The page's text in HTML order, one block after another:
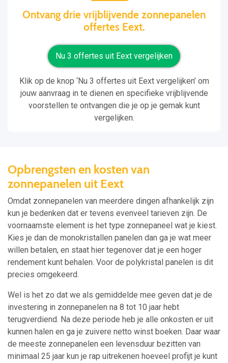
Ontvang drie vrijblijvende zonnepanelen
offertes Eext.
Nu 3 offertes uit Eext vergelijken
Klik op de knop ‘Nu 3 offertes uit Eext vergelijken’ om
jouw aanvraag in te dienen en specifieke vrijblijvende
voorstellen te ontvangen die je op je gemak kunt
vergelijken.
Opbrengsten en kosten van
zonnepanelen uit Eext
Omdat zonnepanelen van meerdere dingen afhankelijk zijn
kun je bedenken dat er tevens evenveel tarieven zijn. De
voornaamste element is het type zonnepaneel wat je kiest.
Kies je dan de monokristallen panelen dan ga je wat meer
willen betalen, en staat hier tegenover dat je een hoger
rendement kunt behalen. Voor de polykristal panelen is dit
precies omgekeerd.
Wel is het zo dat we als gemiddelde mee geven dat je de
investering in zonnepanelen na 8 tot 10 jaar hebt
terugverdiend. Na deze periode heb je alle onkosten er uit
kunnen halen en ga je zuivere netto winst boeken. Daar waar
de meeste zonnepanelen een levensduur bezitten van
minimaal 25 jaar kun je rap uitrekenen hoeveel profijt je kunt